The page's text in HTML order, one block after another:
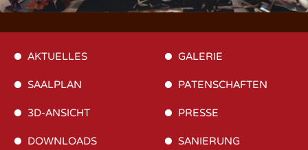
AKTUELLES
SAALPLAN
3D-ANSICHT
DOWNLOADS
GALERIE
PATENSCHAFTEN
PRESSE
SANIERUNG